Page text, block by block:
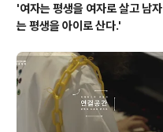
'여자는 평생을 여자로 살고 남자
는 평생을 아이로 산다.'